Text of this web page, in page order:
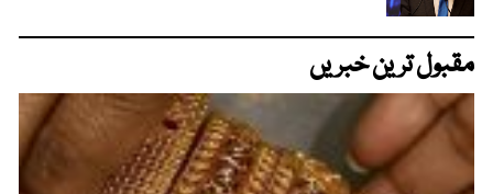
مقبول ترین خبریں